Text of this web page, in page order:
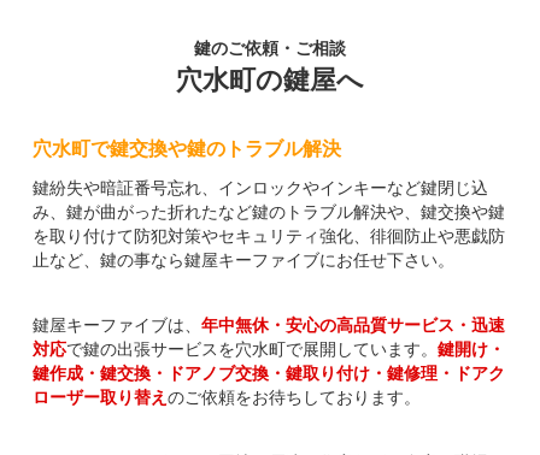
鍵のご依頼・ご相談
穴水町の鍵屋へ
穴水町で鍵交換や鍵のトラブル解決
鍵紛失や暗証番号忘れ、インロックやインキーなど鍵閉じ込
み、鍵が曲がった折れたなど鍵のトラブル解決や、鍵交換や鍵
を取り付けて防犯対策やセキュリティ強化、徘徊防止や悪戯防
止など、鍵の事なら鍵屋キーファイブにお任せ下さい。
鍵屋キーファイブは、 年中無休・安心の高品質サービス・迅速
対応で鍵の出張サービスを穴水町で展開しています。 鍵開け・
鍵作成・鍵交換・ドアノブ交換・鍵取り付け・鍵修理・ドアク
ローザー取り替え のご依頼をお待ちしております。